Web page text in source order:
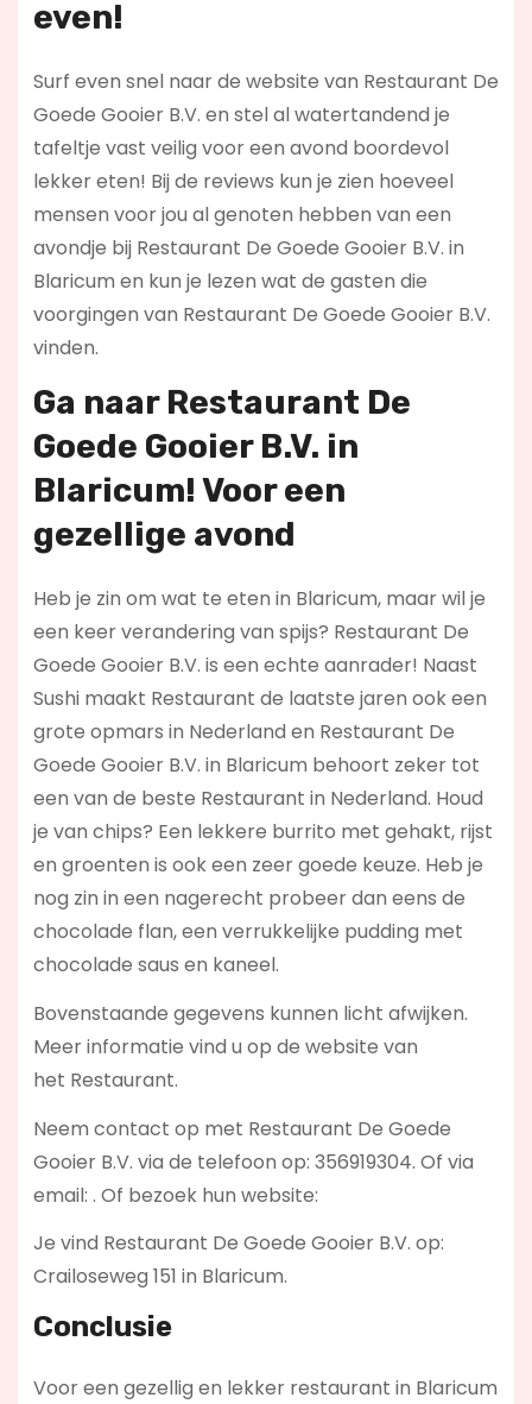
even!
Surf even snel naar de website van Restaurant De
Goede Gooier B.V. en stel al watertandend je
tafeltje vast veilig voor een avond boordevol
lekker eten! Bij de reviews kun je zien hoeveel
mensen voor jou al genoten hebben van een
avondje bij Restaurant De Goede Gooier B.V. in
Blaricum en kun je lezen wat de gasten die
voorgingen van Restaurant De Goede Gooier B.V.
vinden.
Ga naar Restaurant De
Goede Gooier B.V. in
Blaricum! Voor een
gezellige avond
Heb je zin om wat te eten in Blaricum, maar wil je
een keer verandering van spijs? Restaurant De
Goede Gooier B.V. is een echte aanrader! Naast
Sushi maakt Restaurant de laatste jaren ook een
grote opmars in Nederland en Restaurant De
Goede Gooier B.V. in Blaricum behoort zeker tot
een van de beste Restaurant in Nederland. Houd
je van chips? Een lekkere burrito met gehakt, rijst
en groenten is ook een zeer goede keuze. Heb je
nog zin in een nagerecht probeer dan eens de
chocolade flan, een verrukkelijke pudding met
chocolade saus en kaneel.
Bovenstaande gegevens kunnen licht afwijken.
Meer informatie vind u op de website van
het Restaurant.
Neem contact op met Restaurant De Goede
Gooier B.V. via de telefoon op: 356919304. Of via
email: . Of bezoek hun website:
Je vind Restaurant De Goede Gooier B.V. op:
Crailoseweg 151 in Blaricum.
Conclusie
Voor een gezellig en lekker restaurant in Blaricum